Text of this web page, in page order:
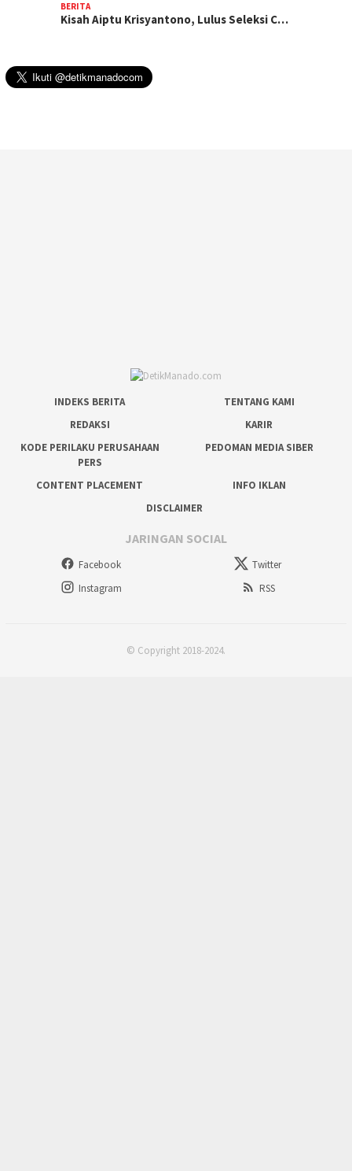
BERITA
Kisah Aiptu Krisyantono, Lulus Seleksi C…
INDEKS BERITA
TENTANG KAMI
REDAKSI
KARIR
KODE PERILAKU PERUSAHAAN
PERS
PEDOMAN MEDIA SIBER
CONTENT PLACEMENT
INFO IKLAN
DISCLAIMER
JARINGAN SOCIAL
Facebook
Twitter
Instagram
RSS
© Copyright 2018-2024.